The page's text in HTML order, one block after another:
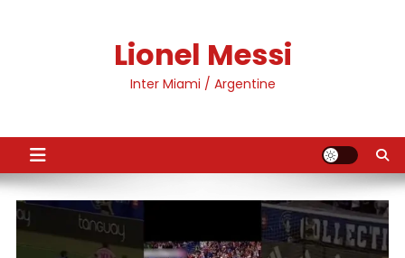
Lionel Messi
Inter Miami / Argentine